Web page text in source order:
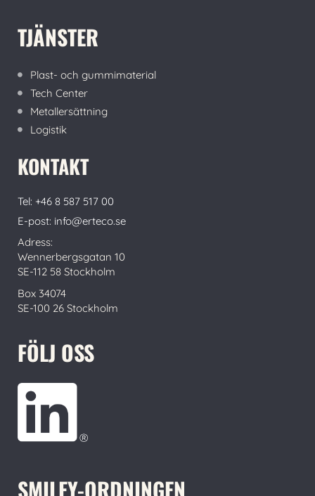
TJÄNSTER
Plast- och gummimaterial
Tech Center
Metallersättning
Logistik
KONTAKT
Tel: +46 8 587 517 00
E-post: info@erteco.se
Adress:
Wennerbergsgatan 10
SE-112 58 Stockholm
Box 34074
SE-100 26 Stockholm
FÖLJ OSS
SMILEY-ORDNINGEN